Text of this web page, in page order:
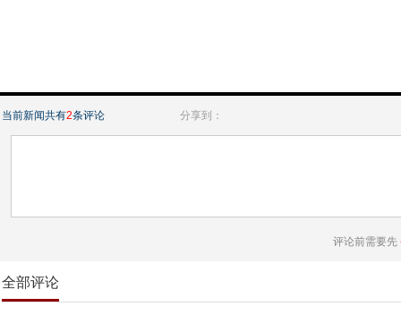
当前新闻共有2条评论 分享到：
评论前需要先
全部评论